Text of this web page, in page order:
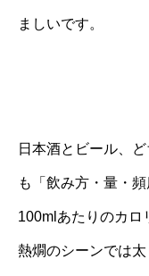
ましいです。
日本酒とビール、
も「飲み方・量・
100mlあたりのカロ
熱燗のシーンでは